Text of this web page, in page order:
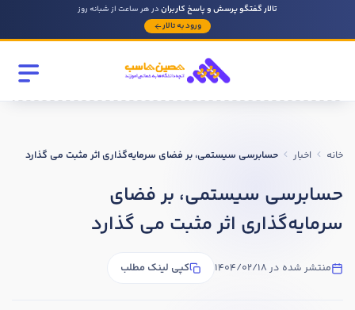
تالار گفتگو پرسش و پاسخ کاربراندر هر ساعت از شبانه روز
ورود به تالار
خانه اخبار حسابرسی سیستمی، بر فضای سرمایه‌گذاری اثر مثبت می گذارد
حسابرسی سیستمی، بر فضای
سرمایه‌گذاری اثر مثبت می گذارد
منتشر شده در 1404/02/18 کپی لینک مطلب
سابقه کار حسابداری
روحیه رهبری دارید ؟